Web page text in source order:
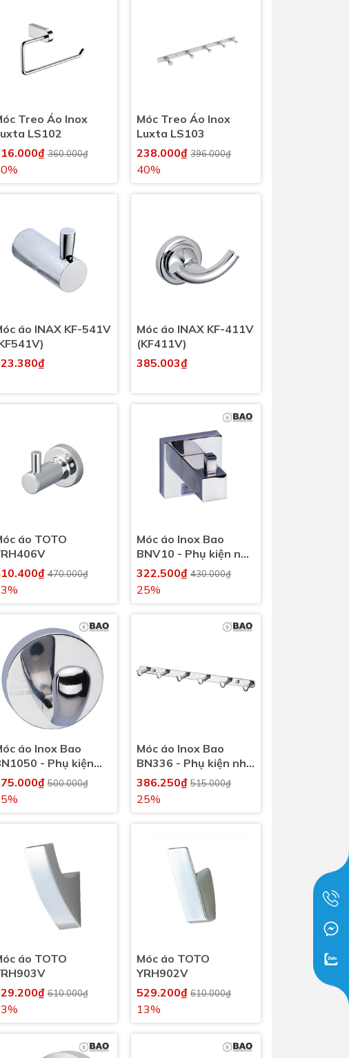
Chuyên Nghiệp & Tận Tâm
Treo Áo Inox
LS102
360.000₫
Móc Treo Áo Inox
Luxta LS103
238.000₫396.000₫
40%
áo INAX KF-541V
Móc áo INAX KF-411V
(KF411V)
385.003₫
áo TOTO
470.000₫
Móc áo Inox Bao
BNV10 - Phụ kiện nhà
vệ sinh, nhà tắm
322.500₫430.000₫
25%
áo Inox Bao
- Phụ kiện
vệ sinh, nhà tắm
500.000₫
Móc áo Inox Bao
BN336 - Phụ kiện nhà
vệ sinh, nhà tắm
386.250₫515.000₫
25%
áo TOTO
610.000₫
Móc áo TOTO
YRH902V
529.200₫610.000₫
13%